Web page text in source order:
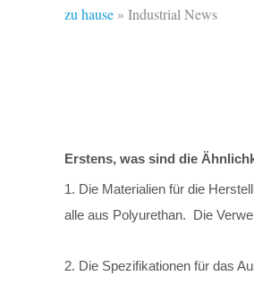
zu hause » Industrial News
Erstens, was sind die
1. Die Materialien für die
alle aus Polyurethan. Die
2. Die Spezifikationen für das